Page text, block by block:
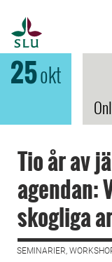
25okt
Tio år av
agendan:
skogliga
SEMINARIER,